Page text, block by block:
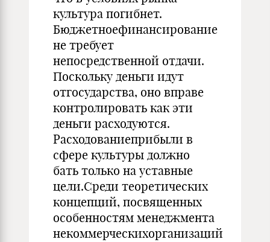
культура погибнет.
Бюджетноефинансирование
не требует
непосредственной отдачи.
Поскольку деньги идут
отгосударства, оно вправе
контролировать как эти
деньги расходуются.
Расходованиеприбыли в
сфере культуры должно
бать только на уставные
цели.Среди теоретических
концепций, посвященных
осо­бенностям менеджмента
некоммерческихорганизаций